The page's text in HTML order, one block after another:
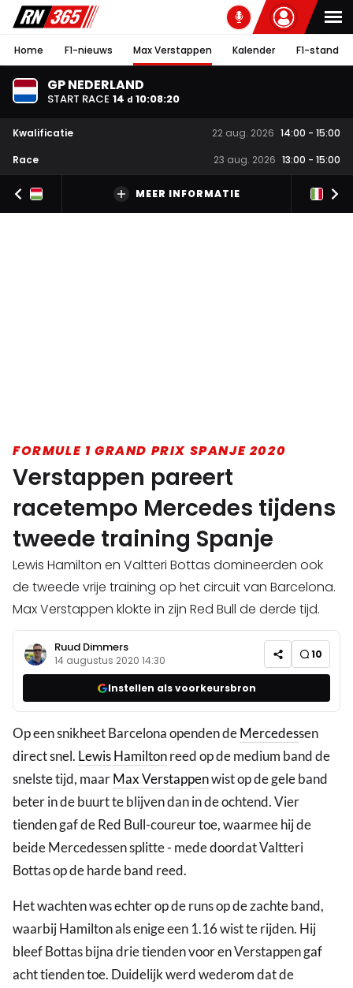
Home F1-nieuws Max Verstappen Kalender F1-stand
GP NEDERLAND
START RACE 14 d 10:08:20
Kwalificatie 22 aug. 2026 14:00 - 15:00
Race
23 aug. 2026 13:00 - 15:00
MEER INFORMATIE
FORMULE 1 GRAND PRIX SPANJE 2020
Verstappen pareert
racetempo Mercedes tijdens
tweede training Spanje
Lewis Hamilton en Valtteri Bottas domineerden ook
de tweede vrije training op het circuit van Barcelona.
Max Verstappen klokte in zijn Red Bull de derde tijd.
Ruud Dimmers
14 augustus 2020 14:30 10
Instellen als voorkeursbron
Op een snikheet Barcelona openden deMercedessen
direct snel. Lewis Hamiltonreed op de medium band de
snelste tijd, maarMax Verstappenwist op de gele band
beter in de buurt te blijven dan in de ochtend. Vier
tienden gaf de Red Bull-coureur toe, waarmee hij de
beide Mercedessen splitte - mede doordat Valtteri
Bottas op de harde band reed.
Het wachten was echter op de runs op de zachte band,
waarbij Hamilton als enige een 1.16 wist te rijden. Hij
bleef Bottas bijna drie tienden voor en Verstappen gaf
acht tienden toe. Duidelijk werd wederom dat de